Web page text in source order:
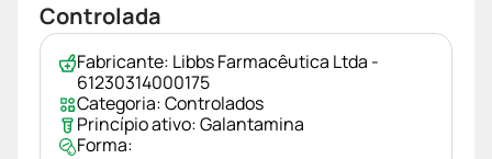
Controlada
Fabricante: Libbs Farmacêutica Ltda -
61230314000175
Categoria:Controlados
Princípio ativo:Galantamina
Forma: